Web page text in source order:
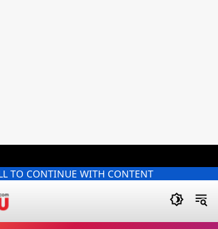
TO CONTINUE WITH CONTENT